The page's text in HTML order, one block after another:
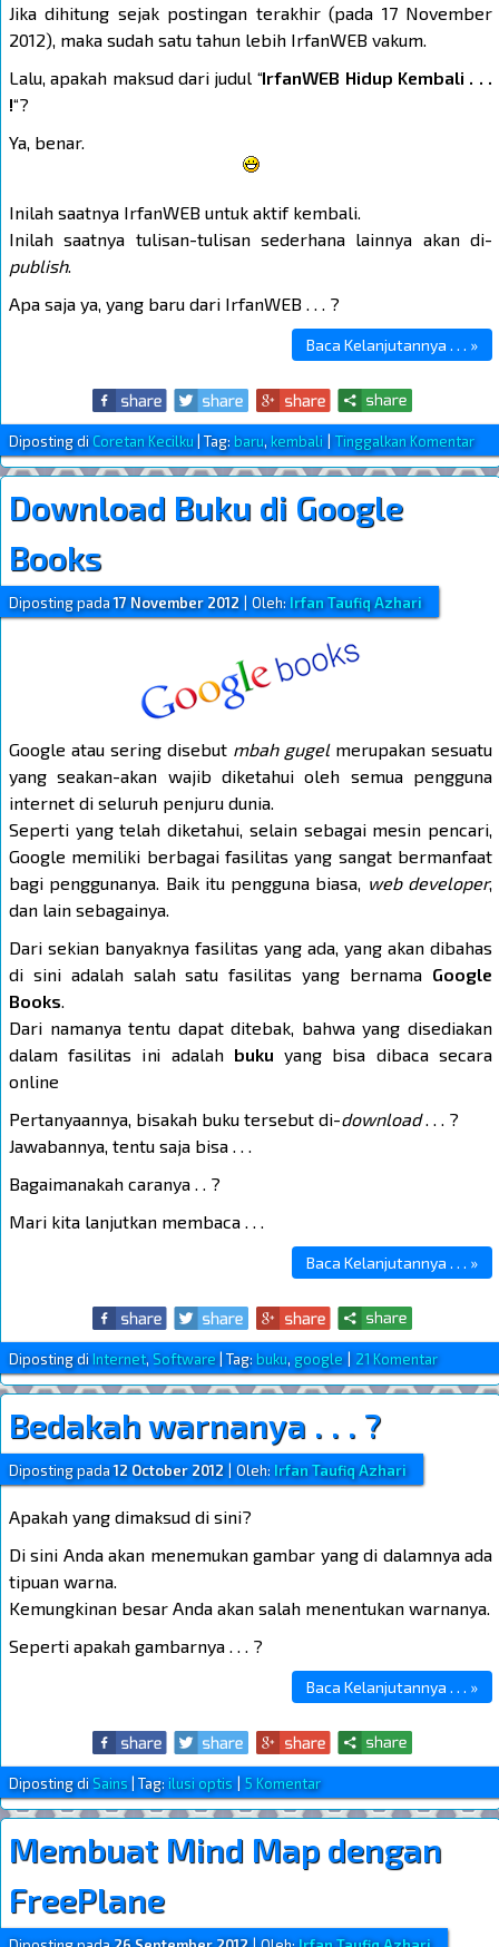
Jika dihitung sejak postingan terakhir (pada 17 November
2012), maka sudah satu tahun lebih IrfanWEB vakum.
Lalu, apakah maksud dari judul “IrfanWEB Hidup Kembali . . .
!“?
Ya, benar.
Inilah saatnya IrfanWEB untuk aktif kembali.
Inilah saatnya tulisan-tulisan sederhana lainnya akan di-
publish.
Apa saja ya, yang baru dari IrfanWEB . . . ?
Baca Kelanjutannya . . . »
Diposting diCoretan Kecilku| Tag:baru,kembali Tinggalkan Komentar
Download Buku di Google
Books
Diposting pada17 November 2012 Oleh:Irfan Taufiq Azhari
Google atau sering disebut mbah gugelmerupakan sesuatu
yang seakan-akan wajib diketahui oleh semua pengguna
internet di seluruh penjuru dunia.
Seperti yang telah diketahui, selain sebagai mesin pencari,
Google memiliki berbagai fasilitas yang sangat bermanfaat
bagi penggunanya. Baik itu pengguna biasa, web developer,
dan lain sebagainya.
Dari sekian banyaknya fasilitas yang ada, yang akan dibahas
di sini adalah salah satu fasilitas yang bernama Google
Books.
Dari namanya tentu dapat ditebak, bahwa yang disediakan
dalam fasilitas ini adalah buku yang bisa dibaca secara
online
Pertanyaannya, bisakah buku tersebut di-download. . . ?
Jawabannya, tentu saja bisa . . .
Bagaimanakah caranya . . ?
Mari kita lanjutkan membaca . . .
Baca Kelanjutannya . . . »
Diposting diInternet, Software Tag:buku,google 21 Komentar
Bedakah warnanya . . . ?
Diposting pada12 October 2012 Oleh:Irfan Taufiq Azhari
Apakah yang dimaksud di sini?
Di sini Anda akan menemukan gambar yang di dalamnya ada
tipuan warna.
Kemungkinan besar Anda akan salah menentukan warnanya.
Seperti apakah gambarnya . . . ?
Baca Kelanjutannya . . . »
Diposting diSains Tag:ilusi optis 5 Komentar
Membuat Mind Map dengan
FreePlane